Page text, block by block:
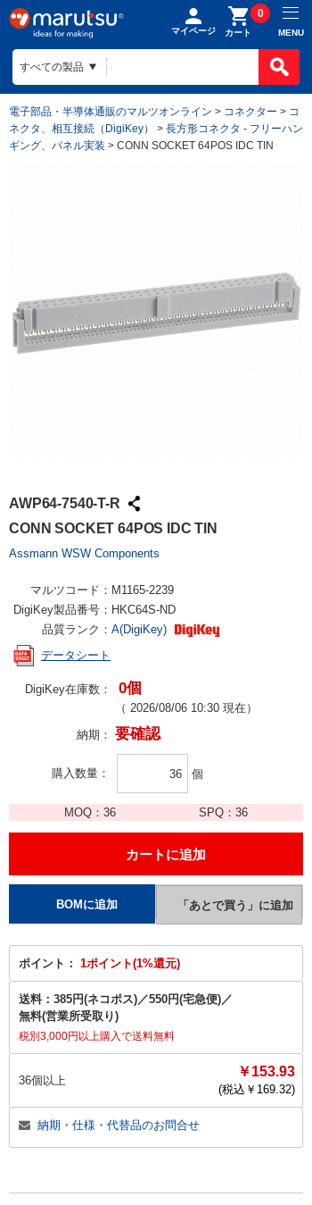
マイページ カート
0
MENU
電子部品・半導体通販のマルツオンライン > コネクター > コ
ネクタ、相互接続（DigiKey）
> 長方形コネクタ - フリーハン
ギング、パネル実装 > CONN SOCKET 64POS IDC TIN
AWP64-7540-T-R
CONN SOCKET 64POS IDC TIN
Assmann WSW Components
マルツコード： M1165-2239
DigiKey製品番号： HKC64S-ND
品質ランク： A(DigiKey)
データシート
DigiKey在庫数： 0個
（ 2026/08/06 10:30 現在）
納期： 要確認
購入数量 個
MOQ： 36 SPQ：36
ポイント： 1ポイント(1%還元)
送料： 385円(ネコポス)／550円(宅急便)／
無料(営業所受取り)
税別3,000円以上購入で送料無料
36個以上
￥153.93
(税込￥ 169.32)
納期・仕様・代替品のお問合せ